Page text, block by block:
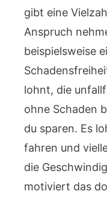
gibt eine
Anspruch
beispielsweise
lohnt, die
ohne Schaden
du sparen. Es
fahren und
die
motiviert das